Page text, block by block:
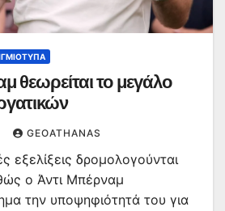
θεωρείται το μεγάλο
GEOATHANAS
εξελίξεις δρομολογούνται
ο Άντι Μπέρναμ
την υποψηφιότητά του για